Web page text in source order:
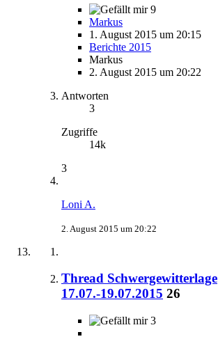
9
Markus
1. August 2015 um 20:15
Berichte 2015
Markus
2. August 2015 um 20:22
Antworten
3
Zugriffe
14k
3
Loni A.
2. August 2015 um 20:22
Thread Schwergewitterlage
17.07.-19.07.2015 26
3